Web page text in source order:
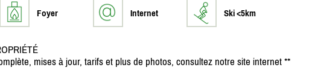
Foyer Internet Ski <5km
mises à jour, tarifs et plus de photos, consultez notre site internet **